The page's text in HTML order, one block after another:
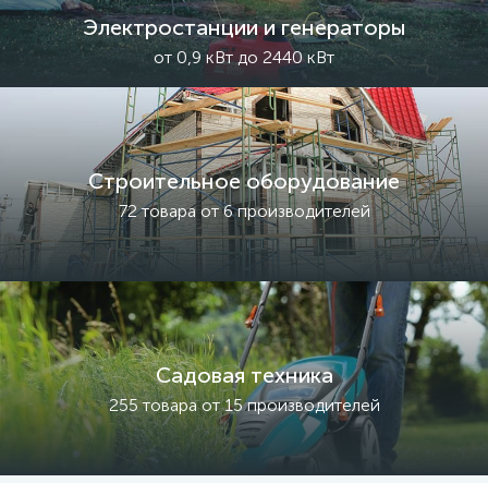
Электростанции и генераторы
от 0,9 кВт до 2440 кВт
Строительное оборудование
72 товара от 6 производителей
Садовая техника
255 товара от 15 производителей